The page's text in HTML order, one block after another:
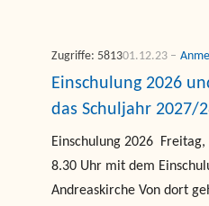
Einschulung 2026
das Schuljahr 2027/
Einschulung 2026
8.30 Uhr mit dem
Andreaskirche Von dort
01.12.23
Zugriffe: 5813